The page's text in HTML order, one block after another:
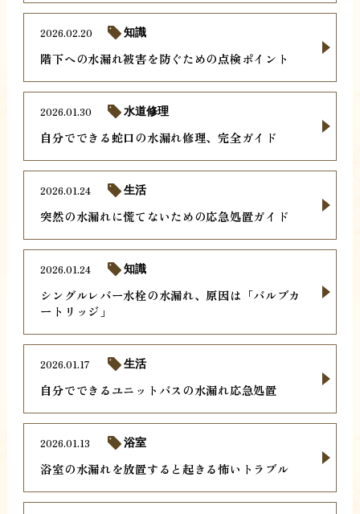
階下への水漏れ被害を防ぐための点検ポイント
2026.02.20 知識
自分でできる蛇口の水漏れ修理、完全ガイド
2026.01.30 水道修理
突然の水漏れに慌てないための応急処置ガイド
2026.01.24 生活
シングルレバー水栓の水漏れ、原因は「バルブカ
ートリッジ」
2026.01.24 知識
自分でできるユニットバスの水漏れ応急処置
2026.01.17 生活
浴室の水漏れを放置すると起きる怖いトラブル
2026.01.13 浴室